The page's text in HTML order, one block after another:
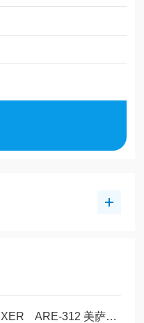
自转公转搅拌机 THINKY MIXER ARE-312 美萨现货1台